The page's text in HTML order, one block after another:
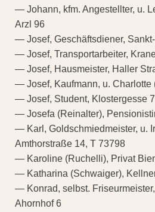
— Johann, kfm. Angestellter, u.
Arzl 96
— Josef, Geschäftsdiener,
— Josef, Transportarbeiter,
— Josef, Hausmeister, Haller
— Josef, Kaufmann, u. Charlotte
— Josef, Student, Klostergesse 7
— Josefa (Reinalter),
— Karl, Goldschmiedmeister, u.
Amthorstraße 14, T 73798
— Karoline (Ruchelli), Privat
— Katharina (Schwaiger),
— Konrad, selbst.
Ahornhof 6